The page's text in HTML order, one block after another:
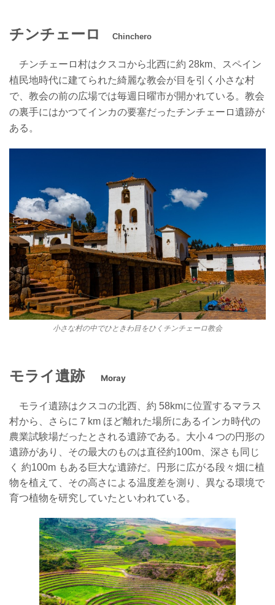
チンチェーロ Chinchero
チンチェーロ村はクスコから北西に約 28km、スペイン
植民地時代に建てられた綺麗な教会が目を引く小さな村
で、教会の前の広場では毎週日曜市が開かれている。教会
の裏手にはかつてインカの要塞だったチンチェーロ遺跡が
ある。
小さな村の中でひときわ目をひくチンチェーロ教会
モライ遺跡Moray
モライ遺跡はクスコの北西、約 58kmに位置するマラス
村から、さらに７km ほど離れた場所にあるインカ時代の
農業試験場だったとされる遺跡である。大小４つの円形の
遺跡があり、その最大のものは直径約100m、深さも同じ
く 約100m もある巨大な遺跡だ。円形に広がる段々畑に植
物を植えて、その高さによる温度差を測り、異なる環境で
育つ植物を研究していたといわれている。